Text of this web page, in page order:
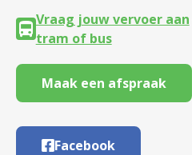
Vraag jouw vervoer aan
tram of bus
Maak een afspraak
Facebook